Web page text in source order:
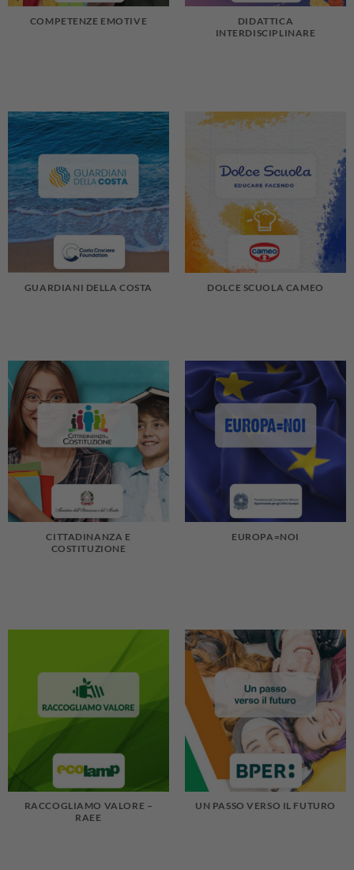
COMPETENZE EMOTIVE
DIDATTICA
INTERDISCIPLINARE
GUARDIANI DELLA COSTA DOLCE SCUOLA CAMEO
CITTADINANZA E
COSTITUZIONE
EUROPA=NOI
RACCOGLIAMO VALORE –
RAEE
UN PASSO VERSO IL FUTURO